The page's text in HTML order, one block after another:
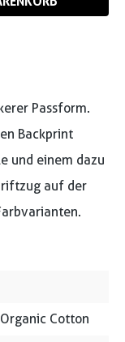
Passform.
Backprint
und einem dazu
auf der
Cotton